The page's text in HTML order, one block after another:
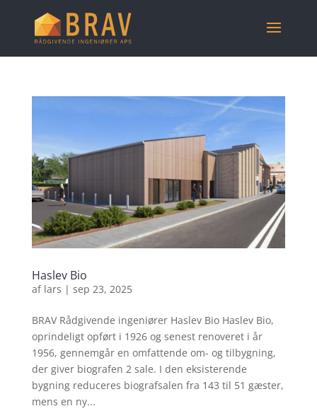
Haslev Bio
af lars | sep 23, 2025
BRAV Rådgivende ingeniører Haslev Bio Haslev Bio,
oprindeligt opført i 1926 og senest renoveret i år
1956, gennemgår en omfattende om- og tilbygning,
der giver biografen 2 sale. I den eksisterende
bygning reduceres biografsalen fra 143 til 51 gæster,
mens en ny...